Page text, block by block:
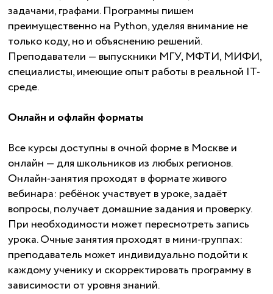
задачами, графами. Программы пишем
преимущественно на Python, уделяя внимание не
только коду, но и объяснению решений.
Преподаватели — выпускники МГУ, МФТИ, МИФИ,
специалисты, имеющие опыт работы в реальной IT-
среде.
Онлайн и офлайн форматы
Все курсы доступны в очной форме в Москве и
онлайн — для школьников из любых регионов.
Онлайн-занятия проходят в формате живого
вебинара: ребёнок участвует в уроке, задаёт
вопросы, получает домашние задания и проверку.
При необходимости может пересмотреть запись
урока. Очные занятия проходят в мини-группах:
преподаватель может индивидуально подойти к
каждому ученику и скорректировать программу в
зависимости от уровня знаний.